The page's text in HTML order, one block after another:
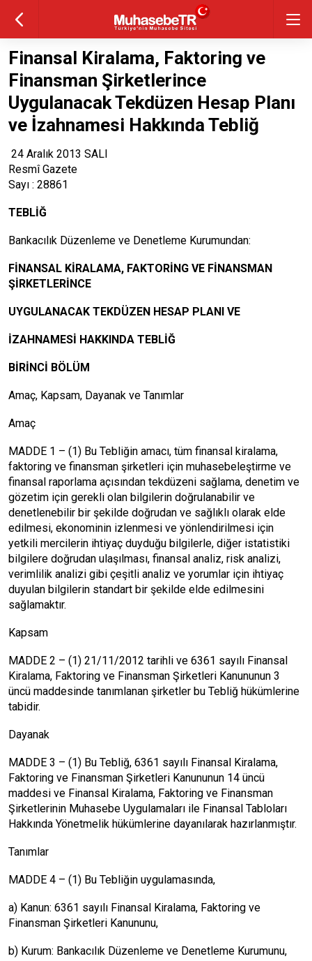
Finansal Kiralama, Faktoring ve
Finansman Şirketlerince
Uygulanacak Tekdüzen Hesap Planı
ve İzahnamesi Hakkında Tebliğ
24 Aralık 2013 SALI
Resmî Gazete
Sayı : 28861
TEBLİĞ
Bankacılık Düzenleme ve Denetleme Kurumundan:
FİNANSAL KİRALAMA, FAKTORİNG VE FİNANSMAN
ŞİRKETLERİNCE
UYGULANACAK TEKDÜZEN HESAP PLANI VE
İZAHNAMESİ HAKKINDA TEBLİĞ
BİRİNCİ BÖLÜM
Amaç, Kapsam, Dayanak ve Tanımlar
Amaç
MADDE 1 – (1) Bu Tebliğin amacı, tüm finansal kiralama,
faktoring ve finansman şirketleri için muhasebeleştirme ve
finansal raporlama açısından tekdüzeni sağlama, denetim ve
gözetim için gerekli olan bilgilerin doğrulanabilir ve
denetlenebilir bir şekilde doğrudan ve sağlıklı olarak elde
edilmesi, ekonominin izlenmesi ve yönlendirilmesi için
yetkili mercilerin ihtiyaç duyduğu bilgilerle, diğer istatistiki
bilgilere doğrudan ulaşılması, finansal analiz, risk analizi,
verimlilik analizi gibi çeşitli analiz ve yorumlar için ihtiyaç
duyulan bilgilerin standart bir şekilde elde edilmesini
sağlamaktır.
Kapsam
MADDE 2 – (1) 21/11/2012 tarihli ve 6361 sayılı Finansal
Kiralama, Faktoring ve Finansman Şirketleri Kanununun 3
üncü maddesinde tanımlanan şirketler bu Tebliğ hükümlerine
tabidir.
Dayanak
MADDE 3 – (1) Bu Tebliğ, 6361 sayılı Finansal Kiralama,
Faktoring ve Finansman Şirketleri Kanununun 14 üncü
maddesi ve Finansal Kiralama, Faktoring ve Finansman
Şirketlerinin Muhasebe Uygulamaları ile Finansal Tabloları
Hakkında Yönetmelik hükümlerine dayanılarak hazırlanmıştır.
Tanımlar
MADDE 4 – (1) Bu Tebliğin uygulamasında,
a) Kanun: 6361 sayılı Finansal Kiralama, Faktoring ve
Finansman Şirketleri Kanununu,
b) Kurum: Bankacılık Düzenleme ve Denetleme Kurumunu,